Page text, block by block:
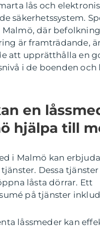
lås och
säkerhetssystem.
Malmö, där
är framträdande,
att upprätthålla en
i de boenden och
en
hjälpa till
i Malmö kan
Dessa
låsta dörrar. Ett
på tjänster
låssmeder kan